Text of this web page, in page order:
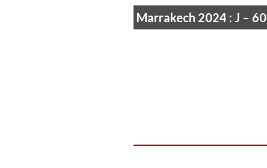
Marrakech 2024 : J – 60